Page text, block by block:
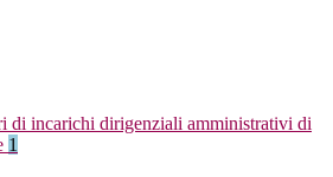
di incarichi dirigenziali amministrativi di
1